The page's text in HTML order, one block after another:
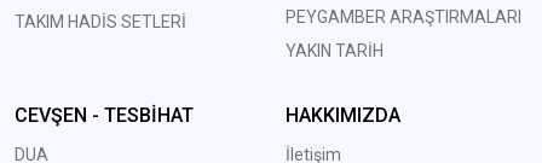
TAKIM HADİS SETLERİ
PEYGAMBER ARAŞTIRMALARI
YAKIN TARİH
CEVŞEN - TESBİHAT
DUA
HAKKIMIZDA
İletişim